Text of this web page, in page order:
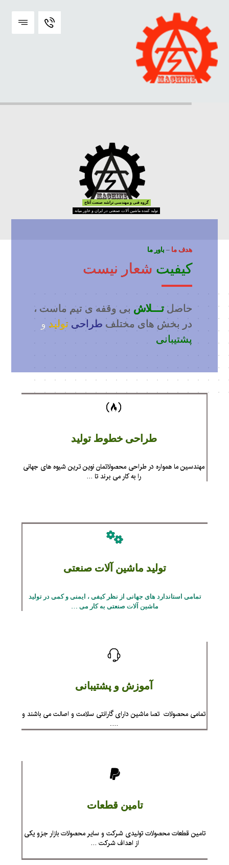
گروه فنی و مهندسی تراشه صنعت آغاج
تولید کننده ماشین آلات صنعتی در ایران و خاور میانه
هدف ما – باور ما
کیفیت شعار نیست
حاصل تـــلاش بی وقفه ی تیم ماست ،
در بخش های مختلف طراحی تولید و
پشتیبانی
طراحی خطوط تولید
مهندسین ما همواره در طراحی محصولاتمان نوین ترین شیوه های جهانی
را به کار می برند تا …
تولید ماشین آلات صنعتی
تمامی استاندارد های جهانی از نظر کیفی ، ایمنی و کمی در تولید
ماشین آلات صنعتی به کار می …
آموزش و پشتیبانی
تمامی محصولات تصا ماشین دارای گارانتی سلامت و اصالت می باشند و
….
تامین قطعات
تامین قطعات محصولات تولیدی شرکت و سایر محصولات بازار جزو یکی
از اهداف شرکت …